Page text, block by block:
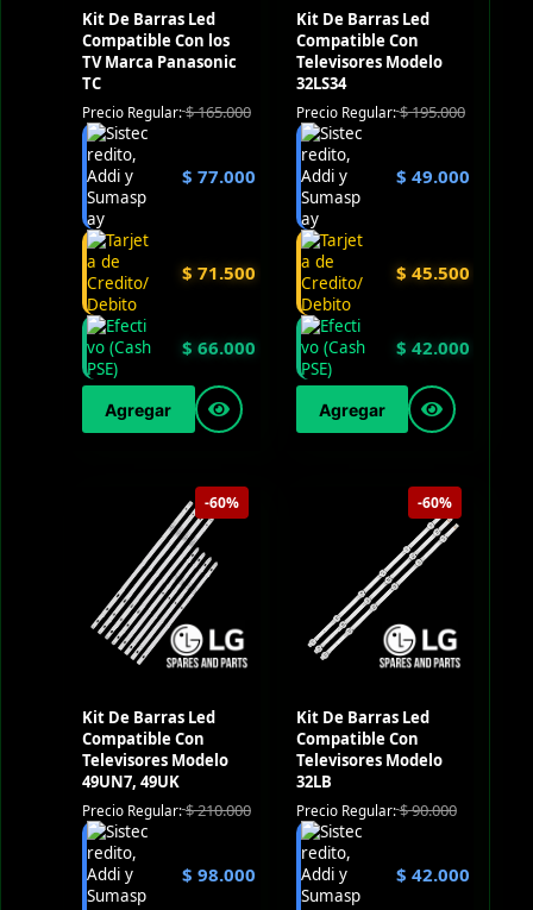
Kit De Barras Led
Compatible Con los
TV Marca Panasonic
TC
Precio Regular:$165.000
$ 77.000
$ 71.500
$ 66.000
Agregar
Kit De Barras Led
Compatible Con
Televisores Modelo
32LS34
Precio Regular:$195.000
$ 49.000
$ 45.500
$ 42.000
Agregar
-60%
Kit De Barras Led
Compatible Con
Televisores Modelo
49UN7, 49UK
Precio Regular:$210.000
$ 98.000
-60%
Kit De Barras Led
Compatible Con
Televisores Modelo
32LB
Precio Regular:$90.000
$ 42.000